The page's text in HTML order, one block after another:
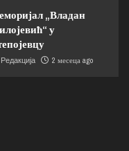
„Владан
у
Редакција 2 месеца ago